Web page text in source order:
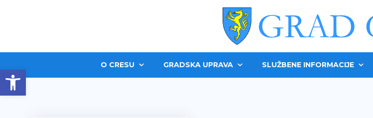
Open toolbarO CRESU GRADSKA UPRAVA SLUŽBENE INFORMACIJE